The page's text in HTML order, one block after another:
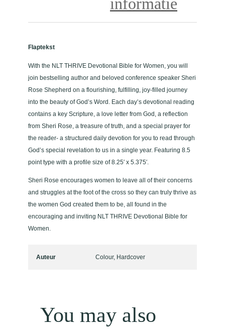
e
a
a
n
t
a
l
Flaptekst
With the NLT THRIVE Devotional Bible for Women, you will
join bestselling author and beloved conference speaker Sheri
Rose Shepherd on a flourishing, fulfilling, joy-filled journey
into the beauty of God’s Word. Each day’s devotional reading
contains a key Scripture, a love letter from God, a reflection
from Sheri Rose, a treasure of truth, and a special prayer for
the reader- a structured daily devotion for you to read through
God’s special revelation to us in a single year. Featuring 8.5
point type with a profile size of 8.25′ x 5.375′.
Sheri Rose encourages women to leave all of their concerns
and struggles at the foot of the cross so they can truly thrive as
the women God created them to be, all found in the
encouraging and inviting NLT THRIVE Devotional Bible for
Women.
Auteur Colour, Hardcover
You may also